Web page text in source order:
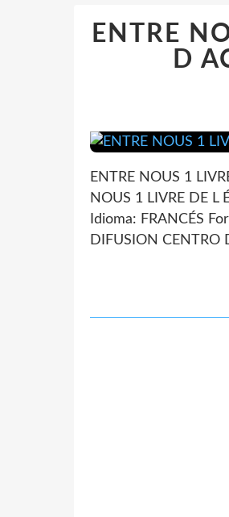
ENTRE
D
ENTRE NOUS 1
NOUS 1 LIVRE DE L
Idioma: FRANCÉS
DIFUSION CENTRO